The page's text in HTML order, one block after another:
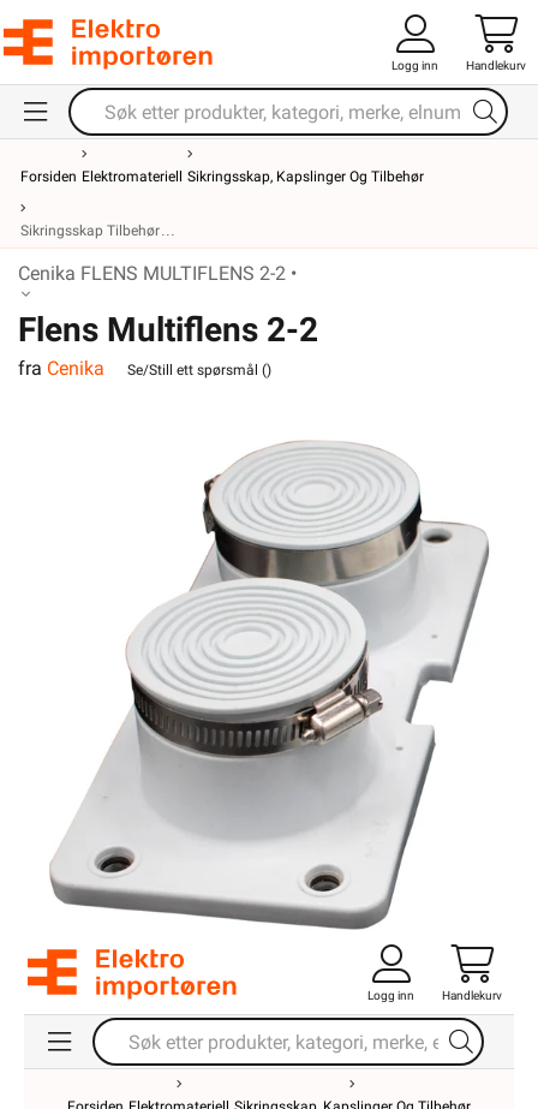
Logg inn Handlekurv
Forsiden Elektromateriell Sikringsskap, Kapslinger Og Tilbehør
Sikringsskap Tilbehør
Cenika FLENS MULTIFLENS 2-2 •
Flens Multiflens 2-2
fra Cenika Se/Still ett spørsmål ()
Logg inn Handlekurv